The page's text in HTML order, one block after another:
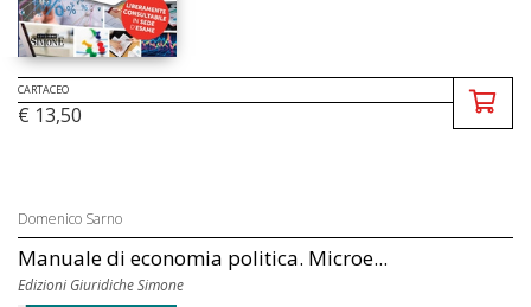
CARTACEO
€ 13,50
Domenico Sarno
Manuale di economia politica. Microe...
Edizioni Giuridiche Simone